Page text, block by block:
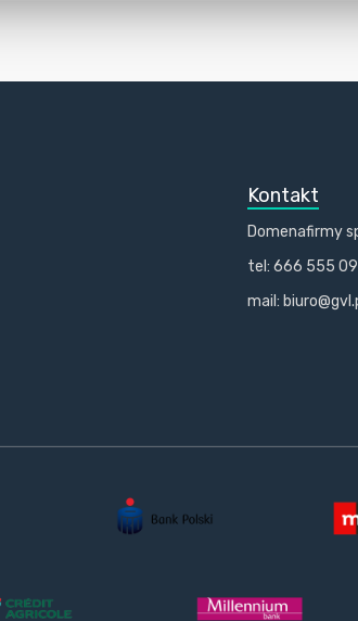
Kontakt
Domenafirmy
tel: 666 555
mail: